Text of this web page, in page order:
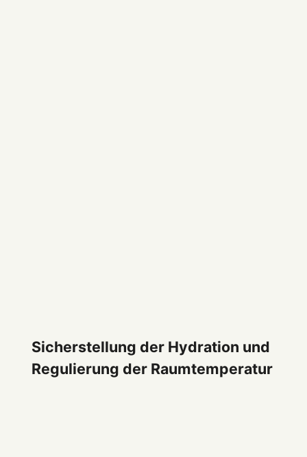
Sicherstellung der Hydration und
Regulierung der Raumtemperatur